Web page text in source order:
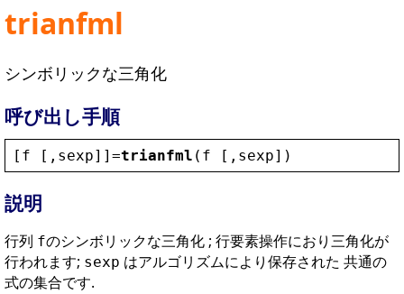
trianfml
シンボリックな三角化
呼び出し手順
[ f [, sexp]]=trianfml ( f [, sexp])
説明
行列 fのシンボリックな三角化 ; 行要素操作におり三角化が
行われます; sexp はアルゴリズムにより保存された 共通の
式の集合です.